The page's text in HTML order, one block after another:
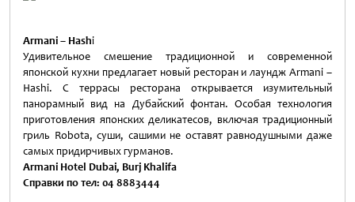
Armani – Hashi
Удивительное смешение традиционной и современной
японской кухни предлагает новый ресторан и лаундж Armani –
Hashi. С террасы ресторана открывается изумительный
панорамный вид на Дубайский фонтан. Особая технология
приготовления японских деликатесов, включая традиционный
гриль Robota, суши, сашими не оставят равнодушными даже
самых придирчивых гурманов.
Armani Hotel Dubai, Burj Khalifa
Справки по тел: 04 8883444